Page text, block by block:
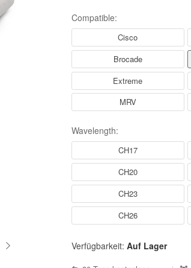
Compatible:
Cisco
Brocade
Extreme
MRV
Wavelength:
CH17
CH20
CH23
CH26
Verfügbarkeit: Auf Lager